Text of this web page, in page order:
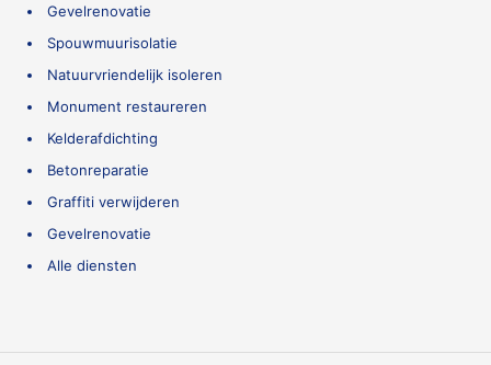
Gevelrenovatie
Spouwmuurisolatie
Natuurvriendelijk isoleren
Monument restaureren
Kelderafdichting
Betonreparatie
Graffiti verwijderen
Gevelrenovatie
Alle diensten